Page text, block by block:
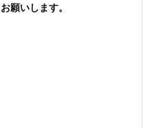
願いします。